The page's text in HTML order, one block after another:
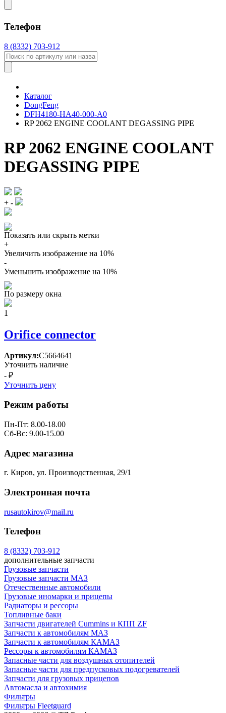
Телефон
8 (8332) 703-912
Каталог
DongFeng
DFH4180-HA40-000-A0
RP 2062 ENGINE COOLANT DEGASSING PIPE
RP 2062 ENGINE COOLANT
DEGASSING PIPE
+ -
Показать или скрыть метки
+
Увеличить изображение на 10%
-
Уменьшить изображение на 10%
По размеру окна
1
Orifice connector
Артикул:C5664641
Уточнить наличие
- ₽
Уточнить цену
Режим работы
Пн-Пт: 8.00-18.00
Сб-Вс: 9.00-15.00
Адрес магазина
г. Киров, ул. Производственная, 29/1
Электронная почта
rusautokirov@mail.ru
Телефон
8 (8332) 703-912
дополнительные запчасти
Грузовые запчасти
Грузовые запчасти МАЗ
Отечественные автомобили
Грузовые иномарки и прицепы
Радиаторы и рессоры
Топливные баки
Запчасти двигателей Cummins и КПП ZF
Запчасти к автомобилям МАЗ
Запчасти к автомобилям КАМАЗ
Рессоры к автомобилям КАМАЗ
Запасные части для воздушных отопителей
Запасные части для предпусковых подогревателей
Запчасти для грузовых прицепов
Автомасла и автохимия
Фильтры
Фильтры Fleetguard